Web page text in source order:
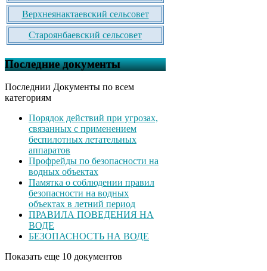
Верхнеянактаевский сельсовет
Староянбаевский сельсовет
Последние документы
Последнии Документы по всем
категориям
Порядок действий при угрозах,
связанных с применением
беспилотных летательных
аппаратов
Профрейды по безопасности на
водных объектах
Памятка о соблюдении правил
безопасности на водных
объектах в летний период
ПРАВИЛА ПОВЕДЕНИЯ НА
ВОДЕ
БЕЗОПАСНОСТЬ НА ВОДЕ
Показать еще 10 документов